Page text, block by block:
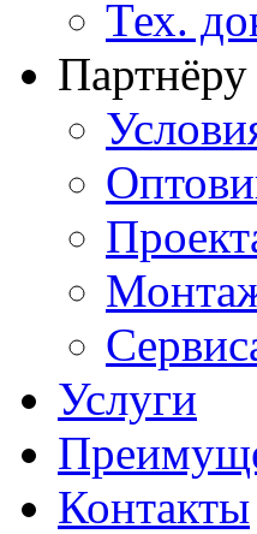
Тех.
Партнёру
Услуги
Контакты